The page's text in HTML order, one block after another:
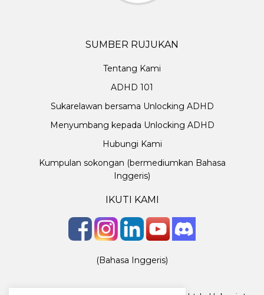
SUMBER RUJUKAN
Tentang Kami
ADHD 101
Sukarelawan bersama Unlocking ADHD
Menyumbang kepada Unlocking ADHD
Hubungi Kami
Kumpulan sokongan (bermediumkan Bahasa
Inggeris)
IKUTI KAMI
(Bahasa Inggeris)